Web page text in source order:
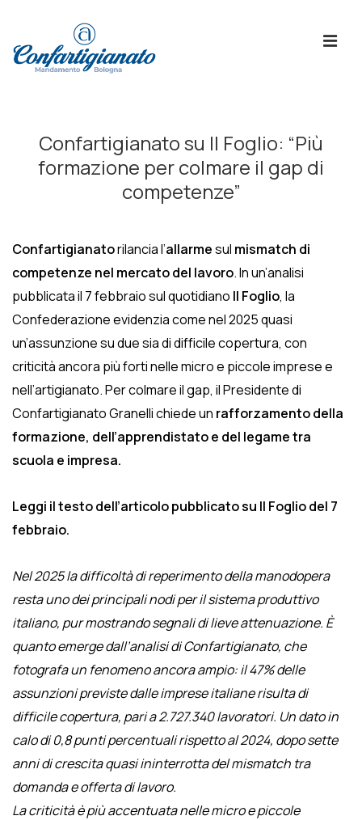
Principale
Confartigianato su Il Foglio: “Più
formazione per colmare il gap di
competenze”
Confartigianatorilancia l’allarmesul mismatch di
competenze nel mercato del lavoro. In un’analisi
pubblicata il 7 febbraio sul quotidiano Il Foglio, la
Confederazione evidenzia come nel 2025 quasi
un’assunzione su due sia di difficile copertura, con
criticità ancora più forti nelle micro e piccole imprese e
nell’artigianato. Per colmare il gap, il Presidente di
Confartigianato Granelli chiede un rafforzamento della
formazione, dell’apprendistato e del legame tra
scuola e impresa.
Leggi il testo dell’articolo pubblicato su Il Foglio del 7
febbraio.
Nel 2025 la difficoltà di reperimento della manodopera
resta uno dei principali nodi per il sistema produttivo
italiano, pur mostrando segnali di lieve attenuazione. È
quanto emerge dall’analisi di Confartigianato, che
fotografa un fenomeno ancora ampio: il 47% delle
assunzioni previste dalle imprese italiane risulta di
difficile copertura, pari a 2.727.340 lavoratori. Un dato in
calo di 0,8 punti percentuali rispetto al 2024, dopo sette
anni di crescita quasi ininterrotta del mismatch tra
domanda e offerta di lavoro.
La criticità è più accentuata nelle micro e piccole